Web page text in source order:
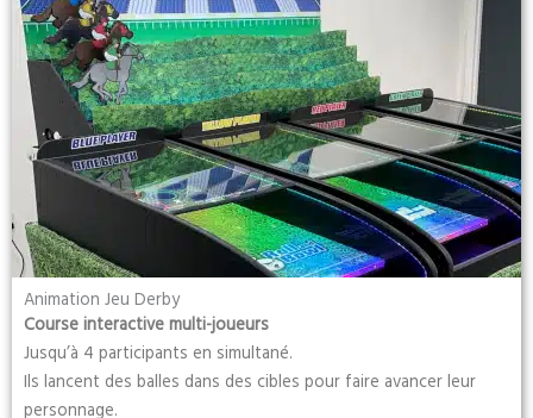
Animation Jeu Derby
Course interactive multi-joueurs
Jusqu’à 4 participants en simultané.
Ils lancent des balles dans des cibles pour faire avancer leur
personnage.